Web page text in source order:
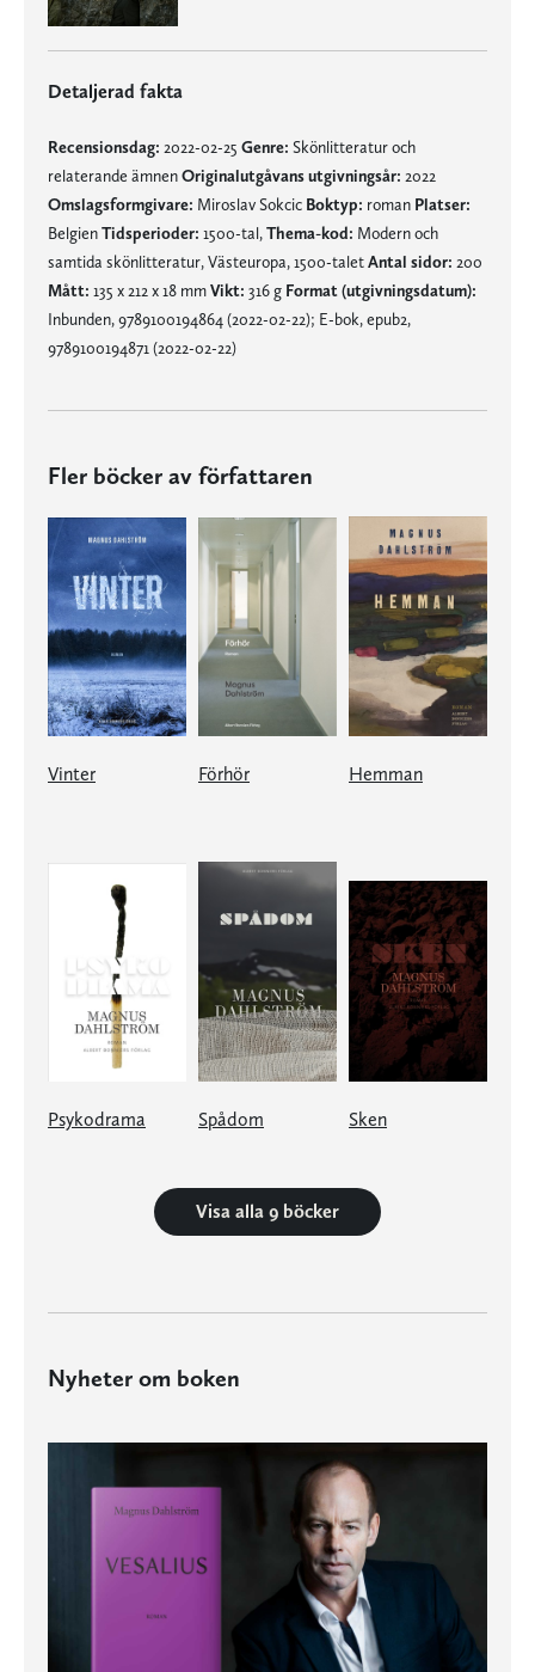
Detaljerad fakta
Recensionsdag: 2022-02-25 Genre: Skönlitteratur och
relaterande ämnenOriginalutgåvans utgivningsår: 2022
Omslagsformgivare: Miroslav Sokcic Boktyp: roman Platser:
BelgienTidsperioder: 1500-tal,Thema-kod: Modern och
samtida skönlitteratur, Västeuropa, 1500-taletAntal sidor: 200
Mått: 135 x 212 x 18 mmVikt: 316 g Format (utgivningsdatum):
Inbunden, 9789100194864 (2022-02-22); E-bok, epub2,
9789100194871 (2022-02-22)
Fler böcker av författaren
Vinter Förhör Hemman
Psykodrama Spådom Sken
Visa alla 9 böcker
Nyheter om boken